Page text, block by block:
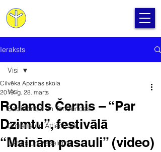
Ieraksts
Visi
Sabiedrība un Tendences
Ģimene un Attiecības
Uzturs un Veselums
Visi
Rolands Černis – “Par
Dzimtu”, festivālā
“Mainām pasauli” (video)
Cilvēka Apziņas skola
2019. g. 28. marts